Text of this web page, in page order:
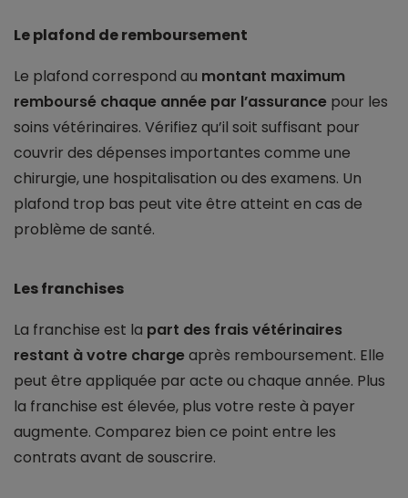
Le plafond de remboursement
Le plafond correspond au montant maximum
remboursé chaque année par l’assurance pour les
soins vétérinaires. Vérifiez qu’il soit suffisant pour
couvrir des dépenses importantes comme une
chirurgie, une hospitalisation ou des examens. Un
plafond trop bas peut vite être atteint en cas de
problème de santé.
Les franchises
La franchise est la part des frais vétérinaires
restant à votre chargeaprès remboursement. Elle
peut être appliquée par acte ou chaque année. Plus
la franchise est élevée, plus votre reste à payer
augmente. Comparez bien ce point entre les
contrats avant de souscrire.